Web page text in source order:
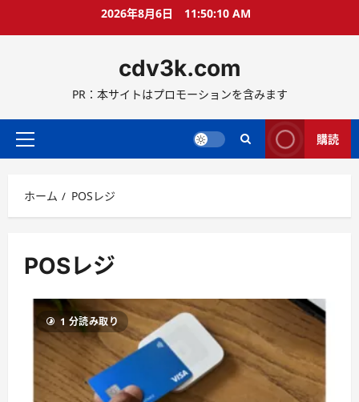
ス
ッ
2026年8月6日 11:50:11 AM
cdv3k.com
PR：本サイトはプロモーションを含みます
メ
メ
ニ
ー
購読
ホーム POSレジ
POSレジ
1 分読み取り